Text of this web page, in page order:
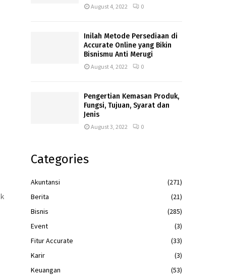
August 4, 2022 0
Inilah Metode Persediaan di
Accurate Online yang Bikin
Bisnismu Anti Merugi
August 4, 2022 0
Pengertian Kemasan Produk,
Fungsi, Tujuan, Syarat dan
Jenis
August 3, 2022 0
Categories
Akuntansi
(271)
Berita
(21)
Bisnis
(285)
Event
(3)
Fitur Accurate
(33)
Karir
(3)
Keuangan
(53)